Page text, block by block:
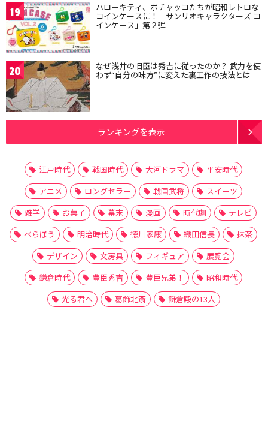
19 ハローキティ、ポチャッコたちが昭和レトロな
コインケースに！「サンリオキャラクターズ コ
インケース」第２弾
20 なぜ浅井の旧臣は秀吉に従ったのか？ 武力を使
わず“自分の味方”に変えた裏工作の技法とは
ランキングを表示
江戸時代 戦国時代 大河ドラマ
平安時代
アニメ
ロングセラー 戦国武将
スイーツ
雑学
お菓子 幕末 漫画 時代劇
テレビ
べらぼう
明治時代 徳川家康 織田信長
抹茶
デザイン
文房具 フィギュア
展覧会
鎌倉時代
豊臣秀吉 豊臣兄弟！
昭和時代
光る君へ
葛飾北斎 鎌倉殿の13人